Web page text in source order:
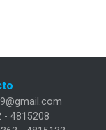
- 4815208